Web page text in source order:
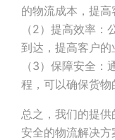
的物流成本，提高
（2）提高效率
到达，提高客户的
（3）保障安全
程，可以确保货物
总之，我们的提供
安全的物流解决方